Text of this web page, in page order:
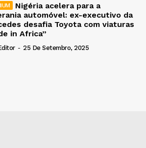
Nigéria acelera para a
automóvel: ex-executivo da
desafia Toyota com viaturas
in Africa”
- 25 De Setembro, 2025